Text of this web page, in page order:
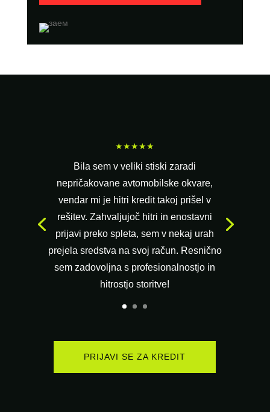
★★★★★
Bila sem v veliki stiski zaradi
nepričakovane avtomobilske okvare,
vendar mi je hitri kredit takoj prišel v
rešitev. Zahvaljujoč hitri in enostavni
prijavi preko spleta, sem v nekaj urah
prejela sredstva na svoj račun. Resnično
sem zadovoljna s profesionalnostjo in
hitrostjo storitve!
PRIJAVI SE ZA KREDIT